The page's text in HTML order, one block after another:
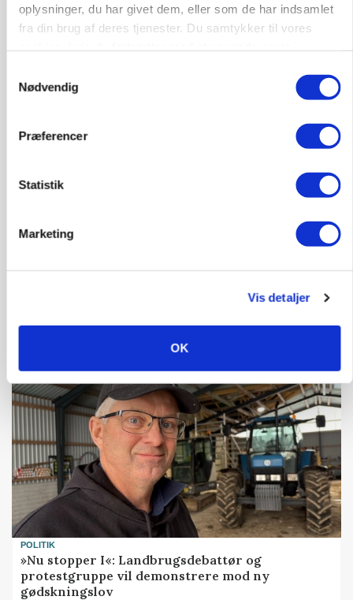
oplysninger, du har givet dem, eller som de har indsamlet
fra din brug af deres tjenester. Du samtykker til vores
Nødvendig
Præferencer
Statistik
Marketing
Vis detaljer
OK
Rådgiver om DB-Tjek: Små justeringer kan give
store besparelser
POLITIK
»Nu stopper I«: Landbrugsdebattør og
protestgruppe vil demonstrere mod ny
gødskningslov